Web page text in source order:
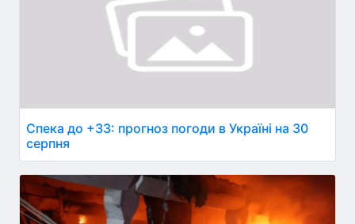
Спека до +33: прогноз погоди в Україні на 30
серпня